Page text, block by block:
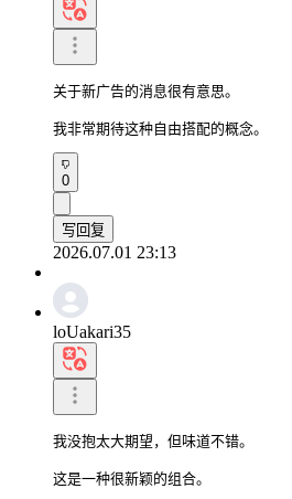
关于新广告的消息很有意思。
我非常期待这种自由搭配的概念。
0
写回复
2026.07.01 23:13
loUakari35
我没抱太大期望，但味道不错。
这是一种很新颖的组合。